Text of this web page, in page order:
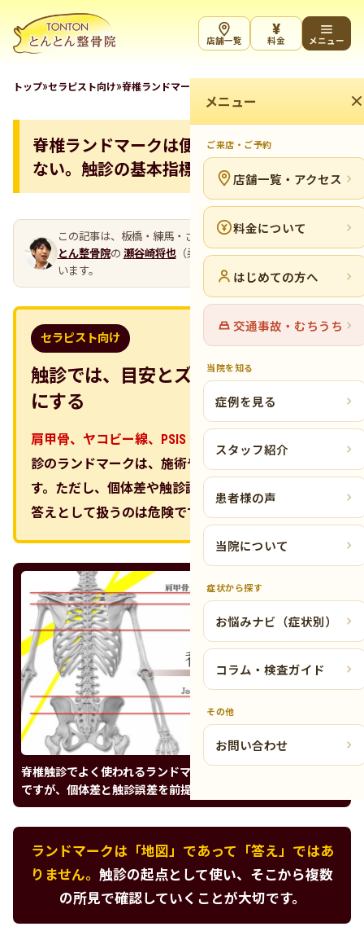
店舗一覧
¥
料金 メニュー
メニュー
ご来店・ご予約
店舗一覧・アクセス
料金について
はじめての方へ
交通事故・むちうち
当院を知る
症例を見る
スタッフ紹介
患者様の声
当院について
症状から探す
お悩みナビ（症状別）
コラム・検査ガイド
その他
お問い合わせ
トップ»セラピスト向け»脊椎ランドマークは便利だけど絶対ではない。触診の
脊椎ランドマークは便利だけど絶対では
ない。触診の基本指標と誤差の話
この記事は、板橋・練馬・さいたまの整骨院グループ
とん整骨院の 瀬谷崎将也（柔道整復師・代表）が執筆して
います。
セラピスト向け
触診では、目安とズレの両方を前提
にする
肩甲骨、ヤコビー線、PSIS（上後腸骨棘）。
診のランドマークは、施術や評価の出発点になりま
す。ただし、個体差や触診誤差がある以上、絶対の
答えとして扱うのは危険です。
脊椎触診でよく使われるランドマーク。基本の目安として有用
ですが、個体差と触診誤差を前提に扱う必要があります。
ランドマークは「地図」であって「答え」ではあ
りません。 触診の起点として使い、そこから複数
の所見で確認していくことが大切です。